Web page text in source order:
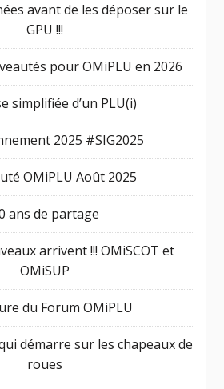
avant de les déposer sur le
GPU !!!
pour OMiPLU en 2026
simplifiée d’un PLU(i)
2025 #SIG2025
OMiPLU Août 2025
ans de partage
arrivent !!! OMiSCOT et
OMiSUP
du Forum OMiPLU
démarre sur les chapeaux de
roues